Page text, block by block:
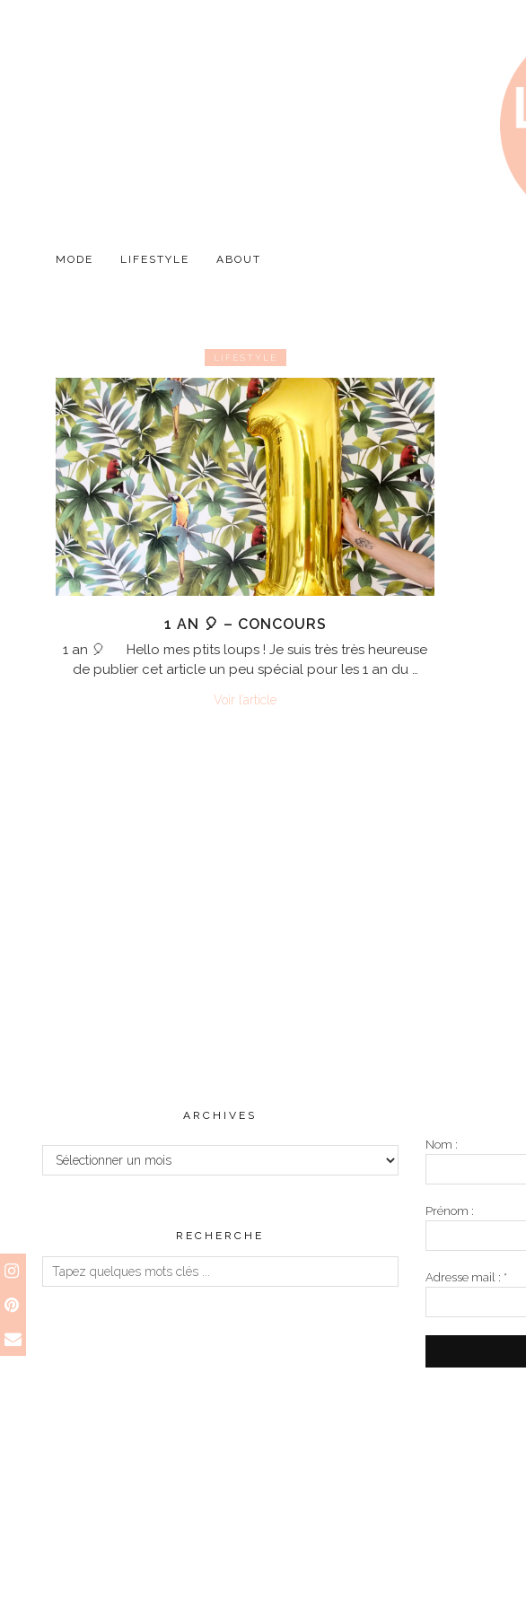
MODE LIFESTYLE ABOUT
LIFESTYLE
1 AN 🎈 – CONCOURS
1 an 🎈 Hello mes ptits loups ! Je suis très très heureuse
de publier cet article un peu spécial pour les 1 an du …
Voir l’article
ARCHIVES
Archives
RECHERCHE
Nom :
Prénom :
Adresse mail : *